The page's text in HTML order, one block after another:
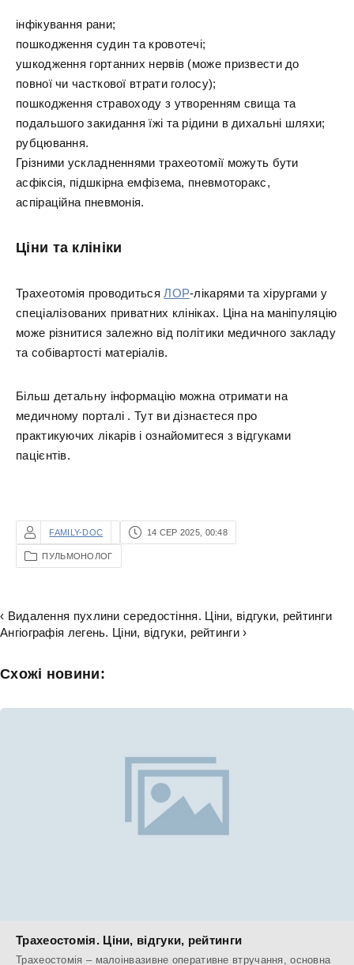
інфікування рани;
пошкодження судин та кровотечі;
ушкодження гортанних нервів (може призвести до
повної чи часткової втрати голосу);
пошкодження стравоходу з утворенням свища та
подальшого закидання їжі та рідини в дихальні шляхи;
рубцювання.
Грізними ускладненнями трахеотомії можуть бути
асфіксія, підшкірна емфізема, пневмоторакс,
аспіраційна пневмонія.
Ціни та клініки
Трахеотомія проводитьсяЛОР-лікарями та хірургами у
спеціалізованих приватних клініках. Ціна на маніпуляцію
може різнитися залежно від політики медичного закладу
та собівартості матеріалів.
Більш детальну інформацію можна отримати на
медичному порталі . Тут ви дізнаєтеся про
практикуючих лікарів і ознайомитеся з відгуками
пацієнтів.
FAMILY-DOC 14 СЕР 2025, 00:48
ПУЛЬМОНОЛОГ
‹ Видалення пухлини середостіння. Ціни, відгуки, рейтинги
Ангіографія легень. Ціни, відгуки, рейтинги ›
Схожі новини:
Трахеостомія. Ціни, відгуки, рейтинги
Трахеостомія – малоінвазивне оперативне втручання, основна